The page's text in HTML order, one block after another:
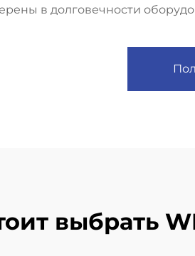
в долговечности
выбрать